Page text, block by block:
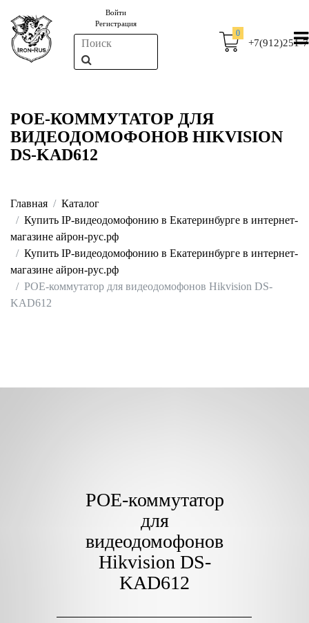
Войти
Регистрация
0
+7(912)251-
POE-КОММУТАТОР ДЛЯ
ВИДЕОДОМОФОНОВ HIKVISION
DS-KAD612
Главная
Каталог
Купить IP-видеодомофонию в Екатеринбурге в интернет-
магазине айрон-рус.рф
Купить IP-видеодомофонию в Екатеринбурге в интернет-
магазине айрон-рус.рф
POE-коммутатор для видеодомофонов Hikvision DS-
KAD612
POE-коммутатор
для
видеодомофонов
Hikvision DS-
KAD612